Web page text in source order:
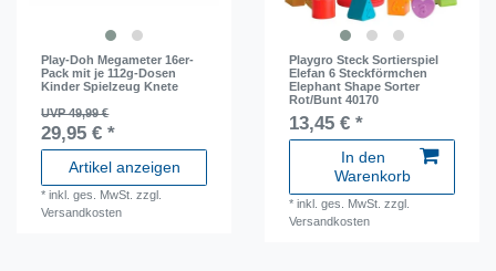
Play-Doh Megameter 16er-
Pack mit je 112g-Dosen
Kinder Spielzeug Knete
UVP 49,99 €
29,95 € *
Artikel anzeigen
*inkl. ges. MwSt. zzgl.
Versandkosten
Playgro Steck Sortierspiel
Elefan 6 Steckförmchen
Elephant Shape Sorter
Rot/Bunt 40170
13,45 € *
In den
Warenkorb
*inkl. ges. MwSt. zzgl.
Versandkosten